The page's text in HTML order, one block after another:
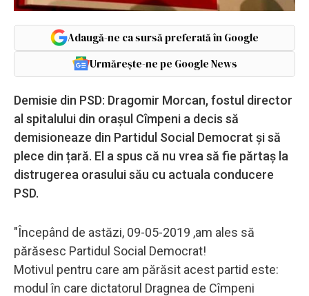
Adaugă-ne ca sursă preferată în Google
Urmărește-ne pe Google News
Demisie din PSD: Dragomir Morcan, fostul director
al spitalului din orașul Cîmpeni a decis să
demisioneaze din Partidul Social Democrat și să
plece din țară. El a spus că nu vrea să fie părtaș la
distrugerea orasului său cu actuala conducere
PSD.
"Începând de astăzi, 09-05-2019 ,am ales să
părăsesc Partidul Social Democrat!
Motivul pentru care am părăsit acest partid este:
modul în care dictatorul Dragnea de Cîmpeni